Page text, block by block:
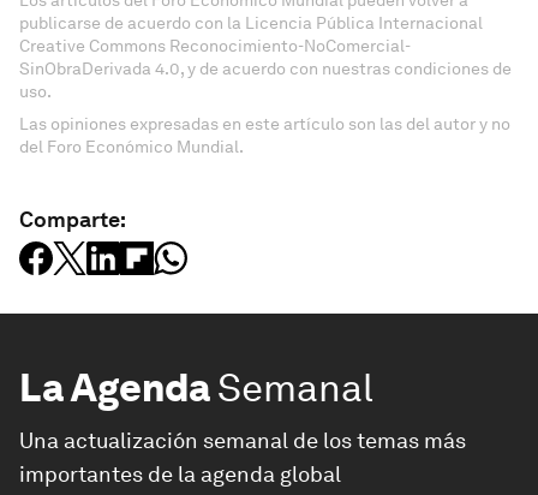
publicarse de acuerdo con la Licencia Pública Internacional
Creative Commons Reconocimiento-NoComercial-
SinObraDerivada 4.0, y de acuerdo con nuestras condiciones de
uso.
Las opiniones expresadas en este artículo son las del autor y no
del Foro Económico Mundial.
Comparte:
La AgendaSemanal
Una actualización semanal de los temas más
importantes de la agenda global